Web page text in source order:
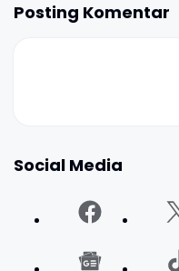
Posting Komentar
Social Media